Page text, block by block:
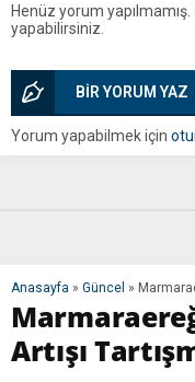
Henüz yorum
yapabilirsiniz.
BİR YORUM YAZ
Yorum yapabilmek için
Anasayfa » Güncel »
Artışı